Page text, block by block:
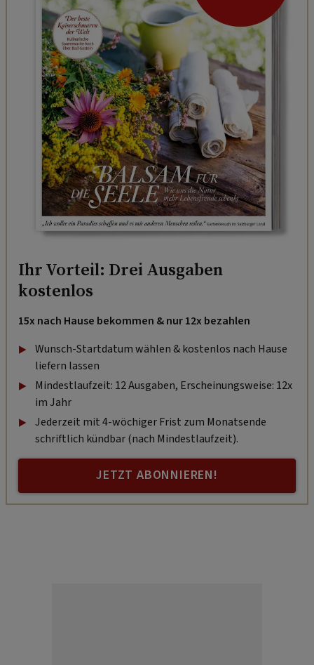
Ihr Vorteil: Drei Ausgaben
kostenlos
15x nach Hause bekommen & nur 12x bezahlen
Wunsch-Startdatum wählen & kostenlos nach Hause
liefern lassen
Mindestlaufzeit: 12 Ausgaben, Erscheinungsweise: 12x
im Jahr
Jederzeit mit 4-wöchiger Frist zum Monatsende
schriftlich kündbar (nach Mindestlaufzeit).
JETZT ABONNIEREN!